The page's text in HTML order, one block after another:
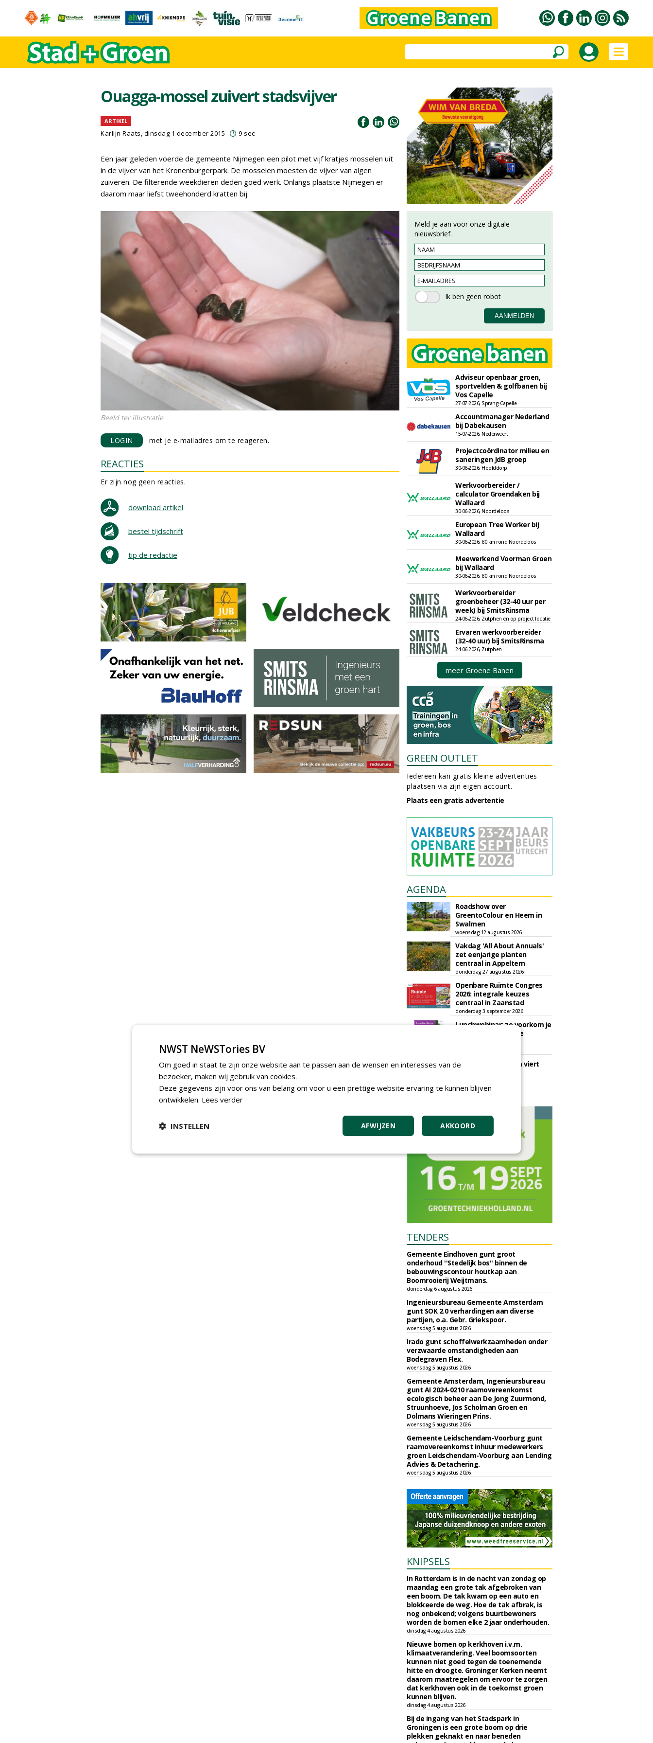
Ouagga-mossel zuivert stadsvijver
ARTIKEL
Karlijn Raats, dinsdag 1 december 2015 9 sec
Een jaar geleden voerde de gemeente Nijmegen een pilot met vijf kratjes mosselen uit
in de vijver van het Kronenburgerpark. De mosselen moesten de vijver van algen
zuiveren. De filterende weekdieren deden goed werk. Onlangs plaatste Nijmegen er
daarom maar liefst tweehonderd kratten bij.
Beeld ter illustratie
LOGIN met je e-mailadres om te reageren.
REACTIES
Er zijn nog geen reacties.
download artikel
bestel tijdschrift
tip de redactie
Meld je aan voor onze digitale
nieuwsbrief.
Adviseur openbaar groen,
sportvelden & golfbanen bij
Vos Capelle
27-07-2026, Sprang-Capelle
Accountmanager Nederland
bij Dabekausen
15-07-2026, Nederweert
Projectcoördinator milieu en
saneringen JdB groep
30-06-2026, Hoofddorp
Werkvoorbereider /
calculator Groendaken bij
Wallaard
30-06-2026, Noordeloos
European Tree Worker bij
Wallaard
30-06-2026, 80 km rond Noordeloos
Meewerkend Voorman Groen
bij Wallaard
30-06-2026, 80 km rond Noordeloos
Werkvoorbereider
groenbeheer (32-40 uur per
week) bij SmitsRinsma
24-06-2026, Zutphen en op project locatie
Ervaren werkvoorbereider
(32-40 uur) bij SmitsRinsma
24-06-2026, Zutphen
meer Groene Banen
GREEN OUTLET
Iedereen kan gratis kleine advertenties
plaatsen via zijn eigen account.
Plaats een gratis advertentie
AGENDA
Roadshow over
GreentoColour en Heem in
Swalmen
woensdag 12 augustus 2026
Vakdag 'All About Annuals'
zet eenjarige planten
centraal in Appeltern
donderdag 27 augustus 2026
Openbare Ruimte Congres
2026: integrale keuzes
centraal in Zaanstad
donderdag 3 september 2026
Lunchwebinar: zo voorkom je
dat natuurinclusieve
Rooftop Symposium viert
vrijdag 18 september 2026
TENDERS
Gemeente Eindhoven gunt groot
onderhoud ''Stedelijk bos'' binnen de
bebouwingscontour houtkap aan
Boomrooierij Weijtmans.
donderdag 6 augustus 2026
Ingenieursbureau Gemeente Amsterdam
gunt SOK 2.0 verhardingen aan diverse
partijen, o.a. Gebr. Griekspoor.
woensdag 5 augustus 2026
Irado gunt schoffelwerkzaamheden onder
verzwaarde omstandigheden aan
Bodegraven Flex.
woensdag 5 augustus 2026
Gemeente Amsterdam, Ingenieursbureau
gunt AI 2024-0210 raamovereenkomst
ecologisch beheer aan De Jong Zuurmond,
Struunhoeve, Jos Scholman Groen en
Dolmans Wieringen Prins.
woensdag 5 augustus 2026
Gemeente Leidschendam-Voorburg gunt
raamovereenkomst inhuur medewerkers
groen Leidschendam-Voorburg aan Lending
Advies & Detachering.
woensdag 5 augustus 2026
KNIPSELS
In Rotterdam is in de nacht van zondag op
maandag een grote tak afgebroken van
een boom. De tak kwam op een auto en
blokkeerde de weg. Hoe de tak afbrak, is
nog onbekend; volgens buurtbewoners
worden de bomen elke 2 jaar onderhouden.
dinsdag 4 augustus 2026
Nieuwe bomen op kerkhoven i.v.m.
klimaatverandering. Veel boomsoorten
kunnen niet goed tegen de toenemende
hitte en droogte. Groninger Kerken neemt
daarom maatregelen om ervoor te zorgen
dat kerkhoven ook in de toekomst groen
kunnen blijven.
dinsdag 4 augustus 2026
Bij de ingang van het Stadspark in
Groningen is een grote boom op drie
plekken geknakt en naar beneden
NWST NeWSTories BV
Om goed in staat te zijn onze website aan te passen aan de wensen en interesses van de
bezoeker, maken wij gebruik van cookies.
Deze gegevens zijn voor ons van belang om voor u een prettige website ervaring te kunnen blijven
ontwikkelen. Lees verder
AKKOORD
AFWIJZEN
INSTELLEN